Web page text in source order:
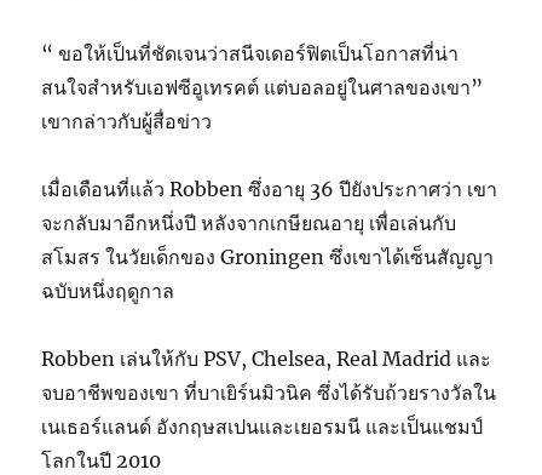
“ ขอให้เป็นที่ชัดเจนว่าสนีจเดอร์ฟิตเป็นโอกาสที่น่า
สนใจสำหรับเอฟซีอูเทรคต์ แต่บอลอยู่ในศาลของเขา”
เขากล่าวกับผู้สื่อข่าว
เมื่อเดือนที่แล้ว Robben ซึ่งอายุ 36 ปียังประกาศว่า เขา
จะกลับมาอีกหนึ่งปี หลังจากเกษียณอายุ เพื่อเล่นกับ
สโมสร ในวัยเด็กของ Groningen ซึ่งเขาได้เซ็นสัญญา
ฉบับหนึ่งฤดูกาล
Robben เล่นให้กับ PSV, Chelsea, Real Madrid และ
จบอาชีพของเขา ที่บาเยิร์นมิวนิค ซึ่งได้รับถ้วยรางวัลใน
เนเธอร์แลนด์ อังกฤษสเปนและเยอรมนี และเป็นแชมป์
โลกในปี 2010